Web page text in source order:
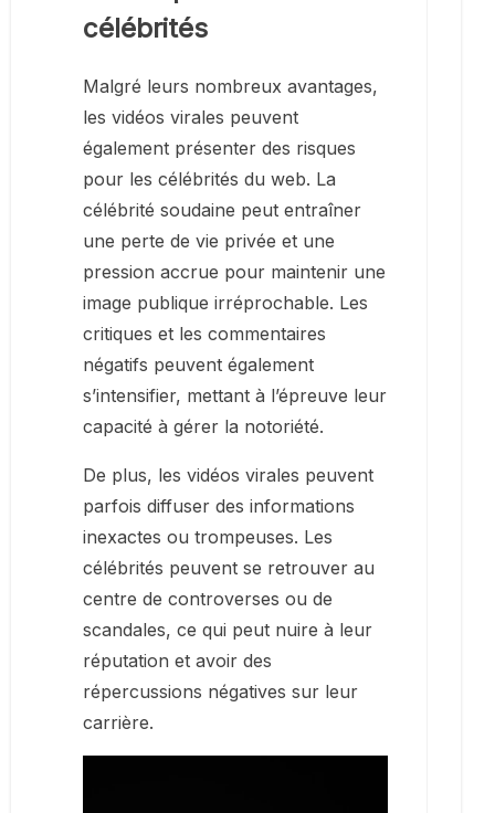
célébrités
Malgré leurs nombreux avantages,
les vidéos virales peuvent
également présenter des risques
pour les célébrités du web. La
célébrité soudaine peut entraîner
une perte de vie privée et une
pression accrue pour maintenir une
image publique irréprochable. Les
critiques et les commentaires
négatifs peuvent également
s’intensifier, mettant à l’épreuve leur
capacité à gérer la notoriété.
De plus, les vidéos virales peuvent
parfois diffuser des informations
inexactes ou trompeuses. Les
célébrités peuvent se retrouver au
centre de controverses ou de
scandales, ce qui peut nuire à leur
réputation et avoir des
répercussions négatives sur leur
carrière.